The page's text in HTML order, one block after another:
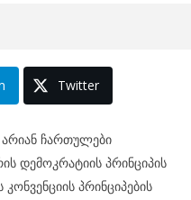
Twitter
ჩართულები
დემოკრატიის პრინციპის
პრინციპების